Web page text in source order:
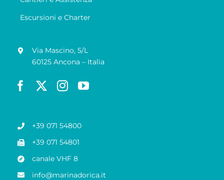
Escursioni e Charter
Via Mascino, 5/L
60125 Ancona – Italia
+39 071 54800
+39 071 54801
canale VHF 8
info@marinadorica.it